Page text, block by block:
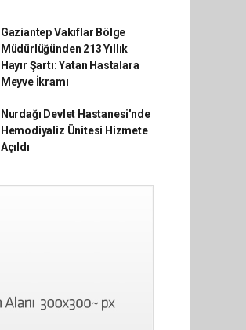
Gaziantep Vakıflar Bölge
Müdürlüğünden 213 Yıllık
Hayır Şartı: Yatan Hastalara
Meyve İkramı
Nurdağı Devlet Hastanesi'nde
Hemodiyaliz Ünitesi Hizmete
Açıldı